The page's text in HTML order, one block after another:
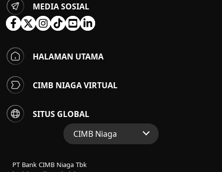
MEDIA SOSIAL
HALAMAN UTAMA
CIMB NIAGA VIRTUAL
SITUS GLOBAL
CIMB Niaga
Perbankan Konsumen
PT Bank CIMB Niaga Tbk